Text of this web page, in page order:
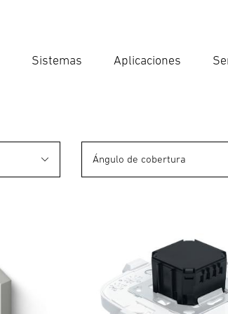
Sistemas Aplicaciones
Ángulo de cobertura